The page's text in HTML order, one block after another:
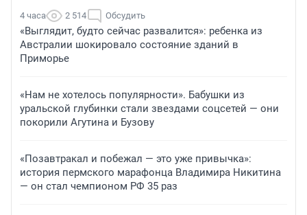
4 часа 2 514 Обсудить
«Выглядит, будто сейчас развалится»: ребенка из
Австралии шокировало состояние зданий в
Приморье
«Нам не хотелось популярности». Бабушки из
уральской глубинки стали звездами соцсетей — они
покорили Агутина и Бузову
«Позавтракал и побежал — это уже привычка»:
история пермского марафонца Владимира Никитина
— он стал чемпионом РФ 35 раз